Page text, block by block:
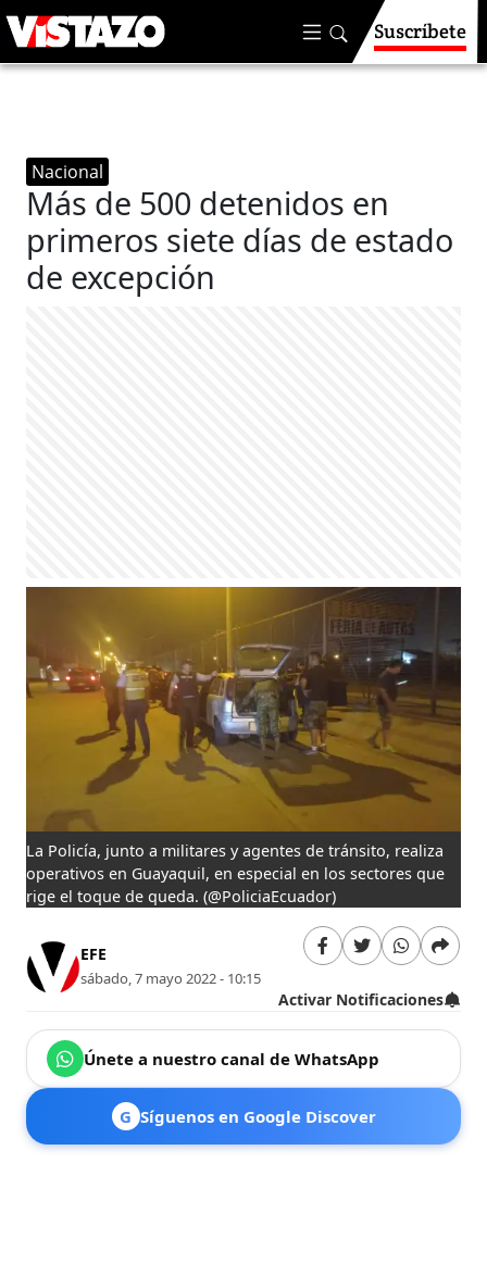
Suscríbete
Nacional
Más de 500 detenidos en
primeros siete días de estado
de excepción
La Policía, junto a militares y agentes de tránsito, realiza
operativos en Guayaquil, en especial en los sectores que
rige el toque de queda. (@PoliciaEcuador)
EFE
sábado, 7 mayo 2022 - 10:15
Activar Notificaciones
Únete a nuestro canal de WhatsApp
G Síguenos en Google Discover